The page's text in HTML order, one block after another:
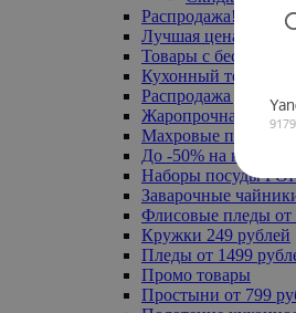
Распродажа!
Лучшая цена
Товары с
Кухонный текстиль
Распродажа до -50%
Жаропрочная
Махровые полотенца
До -50% на ковры
Наборы посуды
Заварочные
Флисовые пледы от
Кружки 249 рублей
Пледы от 1499
Промо товары
Простыни от 799